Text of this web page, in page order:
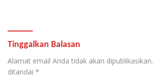
Tinggalkan Balasan
Alamat email Anda tidak akan dipublikasikan.
ditandai *